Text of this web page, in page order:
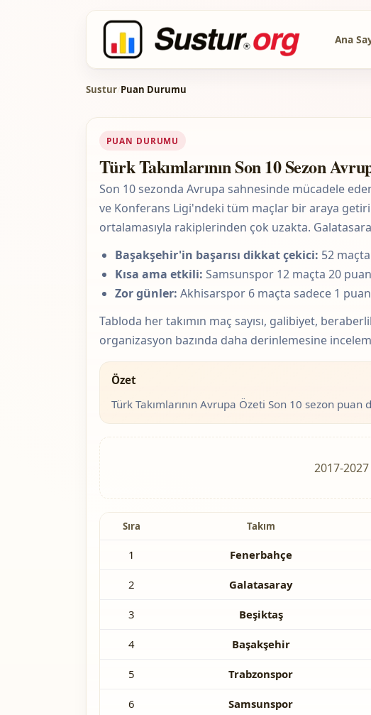
Ana
Sustur/Puan Durumu
PUAN DURUMU
Türk Takımlarının Son 10 Sezon
Son 10 sezonda Avrupa sahnesinde mücadele
ve Konferans Ligi'ndeki tüm maçlar bir araya
ortalamasıyla rakiplerinden çok uzakta.
Başakşehir'in başarısı dikkat çekici: 52
Kısa ama etkili: Samsunspor 12 maçta 20
Zor günler: Akhisarspor 6 maçta sadece 1
Tabloda her takımın maç sayısı, galibiyet,
organizasyon bazında daha derinlemesine
Özet
Türk Takımlarının Avrupa Özeti Son 10 sezon
2017-
Sıra Takım
1 Fenerbahçe
2 Galatasaray
3 Beşiktaş
4 Başakşehir
5 Trabzonspor
6 Samsunspor